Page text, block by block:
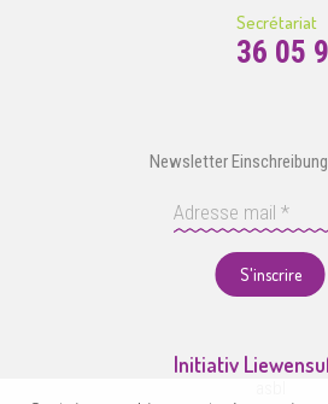
Secrétariat
36 05
Newsletter Einschreibung
S'inscrire
Initiativ